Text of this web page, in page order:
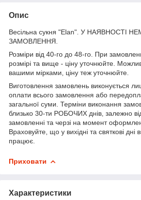
Опис
Весільна сукня "Elan". У НАЯВНОСТІ
ЗАМОВЛЕННЯ.
Розміри від 40-го до 48-го. При
розмірі та вище - ціну уточнюйте.
вашими мірками, ціну теж уточнюйте.
Виготовлення замовлень виконується
оплати всього замовлення або
загальної суми. Терміни виконання
близько 30-ти РОБОЧИХ днів, залежно від
замовленні та черзі на момент
Враховуйте, що у вихідні та святкові дні
працює.
Приховати
Характеристики